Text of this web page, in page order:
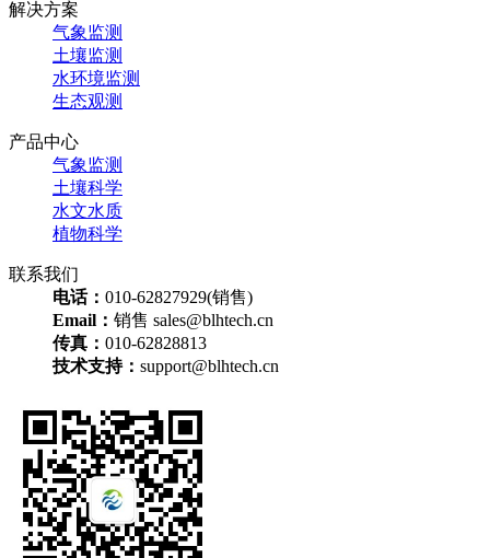
解决方案
气象监测
土壤监测
水环境监测
生态观测
产品中心
气象监测
土壤科学
水文水质
植物科学
联系我们
电话： 010-62827929(销售)
Email： 销售 sales@blhtech.cn
传真： 010-62828813
技术支持： support@blhtech.cn